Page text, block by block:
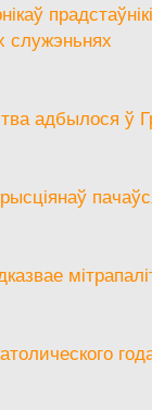
служэньнях
адбылося ў